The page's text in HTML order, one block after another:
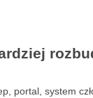
portal, system